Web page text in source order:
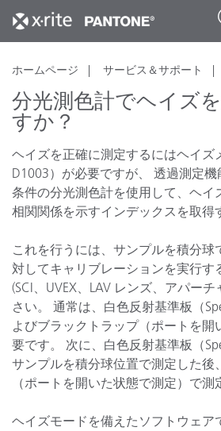
ホームページ サービス＆サポート
分光測色計でヘイズ
すか？
ヘイズを正確に測定するにはヘイズ
D1003）が必要ですが、 透過測定
条件の分光測色計を使用して、ヘイ
相関関係を示すインデックスを取得
これを行うには、サンプルを積分球
対してキャリブレーションを実行す
(SCI、UVEX、LAV レンズ、アパー
さい。 通常は、白色反射基準板（
よびブラックトラップ（ポートを開
要です。 次に、白色反射基準板（
サンプルを積分球位置で測定した後
（ポートを開いた状態で測定）で測
ヘイズモードを備えたソフトウェア